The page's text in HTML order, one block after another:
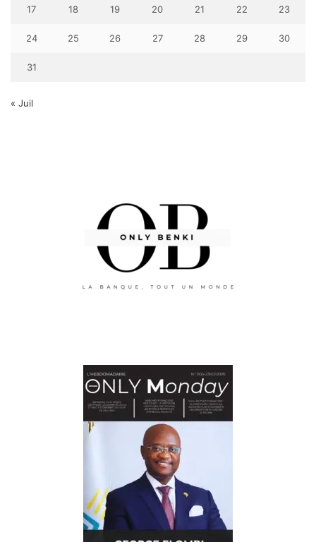
17 18 19 20 21 22 23
24 25 26 27 28 29 30
31
« Juil